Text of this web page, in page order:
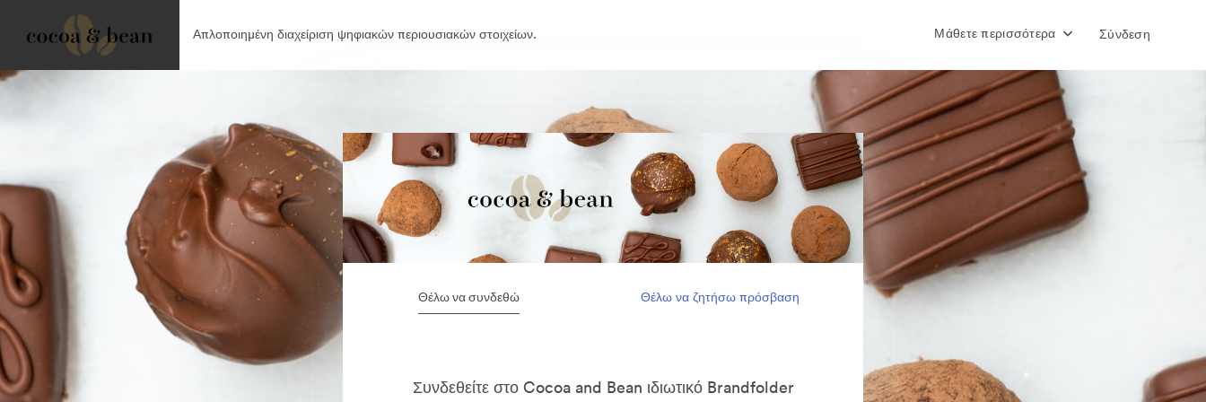
Απλοποιημένη διαχείριση ψηφιακών περιουσιακών στοιχείων. Μάθετε περισσότερα Σύνδεση
Θέλω να συνδεθώ Θέλω να ζητήσω πρόσβαση
Συνδεθείτε στο Cocoa and Bean ιδιωτικό Brandfolder